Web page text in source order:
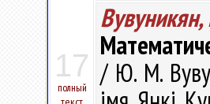
17
полный
/ Ю. М.